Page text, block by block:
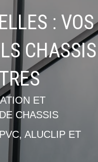
: VOS
CHASSIS
ET
CHASSIS
ALUCLIP ET